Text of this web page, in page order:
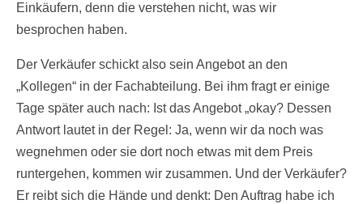
Einkäufern, denn die verstehen nicht, was wir
besprochen haben.
Der Verkäufer schickt also sein Angebot an den
„Kollegen“ in der Fachabteilung. Bei ihm fragt er einige
Tage später auch nach: Ist das Angebot „okay? Dessen
Antwort lautet in der Regel: Ja, wenn wir da noch was
wegnehmen oder sie dort noch etwas mit dem Preis
runtergehen, kommen wir zusammen. Und der Verkäufer?
Er reibt sich die Hände und denkt: Den Auftrag habe ich